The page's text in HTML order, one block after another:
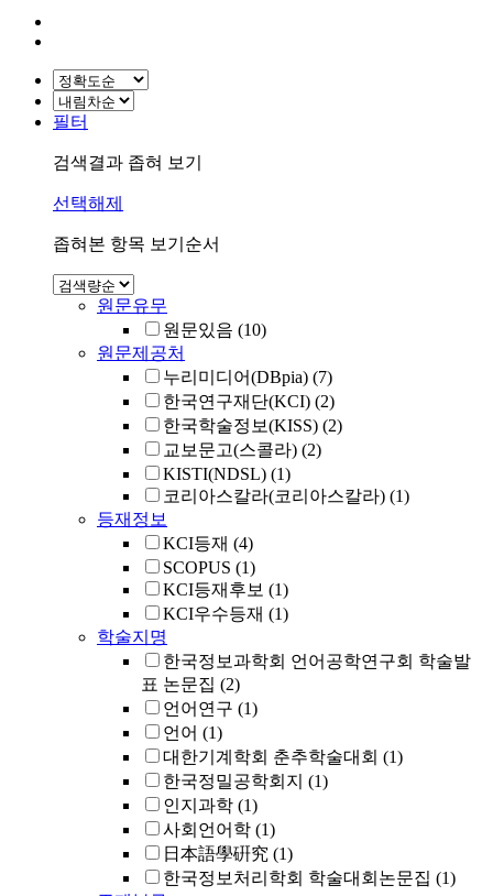
필터
검색결과 좁혀 보기
선택해제
좁혀본 항목 보기순서
원문유무
원문있음 (10)
원문제공처
누리미디어(DBpia) (7)
한국연구재단(KCI) (2)
한국학술정보(KISS) (2)
교보문고(스콜라) (2)
KISTI(NDSL) (1)
코리아스칼라(코리아스칼라) (1)
등재정보
KCI등재 (4)
SCOPUS (1)
KCI등재후보 (1)
KCI우수등재 (1)
학술지명
한국정보과학회 언어공학연구회 학술발
표 논문집 (2)
언어연구 (1)
언어 (1)
대한기계학회 춘추학술대회 (1)
한국정밀공학회지 (1)
인지과학 (1)
사회언어학 (1)
日本語學硏究 (1)
한국정보처리학회 학술대회논문집 (1)